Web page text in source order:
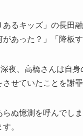
あるキッズ」の長田
あった？」「降板
夜、高橋さんは自
させていたことを謝
らぬ憶測を呼んでし
。